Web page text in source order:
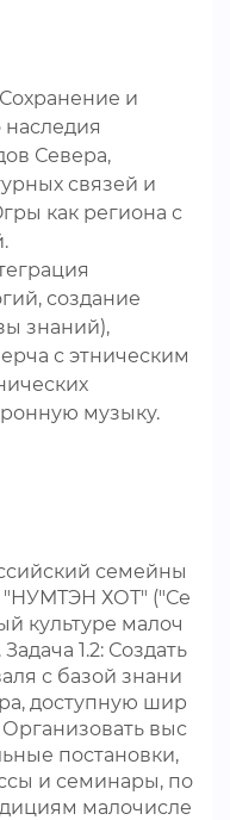
и
наследия
Севера,
связей и
как региона с
создание
знаний),
с этническим
музыку.
семейны
"НУМТЭН ХОТ" ("Се
культуре малоч
1.2: Создать
с базой знани
доступную шир
Организовать выс
постановки,
и семинары, по
малочисле